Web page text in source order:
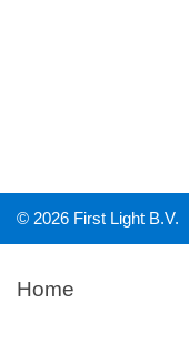
© 2026 First Light B.V.
Home